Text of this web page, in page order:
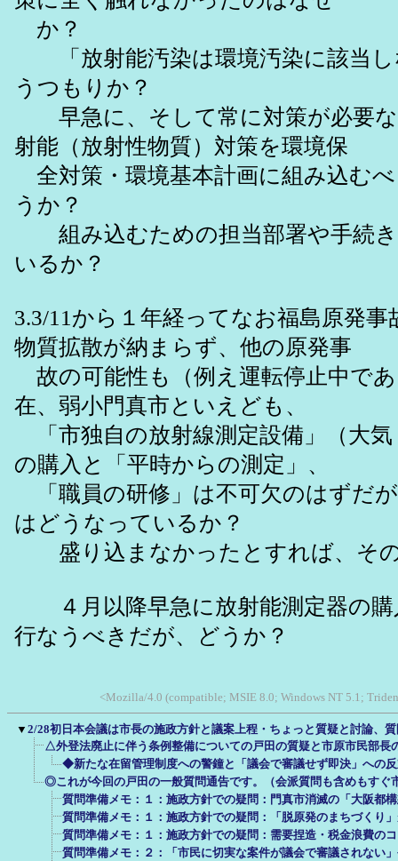
か？
「放射能汚染は環境汚染に該当し
うつもりか？
早急に、そして常に対策が必要な
射能（放射性物質）対策を環境保
全対策・環境基本計画に組み込む
うか？
組み込むための担当部署や手続
いるか？
3.3/11から１年経ってなお福島原発事
物質拡散が納まらず、他の原発事
故の可能性も（例え運転停止中で
在、弱小門真市といえども、
「市独自の放射線測定設備」（大気
の購入と「平時からの測定」、
「職員の研修」は不可欠のはずだ
はどうなっているか？
盛り込まなかったとすれば、そ
４月以降早急に放射能測定器の購
行なうべきだが、どうか？
<Mozilla/4.0 (compatible; MSIE 8.0; Windows NT 5.1;
▼ 2/28初日本会議は市長の施政方針と議案上程・ちょっと質疑と討論、
△外登法廃止に伴う条例整備についての戸田の質疑と市原市民部長
◆新たな在留管理制度への警鐘と「議会で審議せず即決」への
◎これが今回の戸田の一般質問通告です。（会派質問も含めもすぐ
質問準備メモ：１：施政方針での疑問：門真市消滅の「大阪都
質問準備メモ：１：施政方針での疑問：「脱原発のまちづくり
質問準備メモ：１：施政方針での疑問：需要捏造・税金浪費の
質問準備メモ：２：「市民に切実な案件が議会で審議されない